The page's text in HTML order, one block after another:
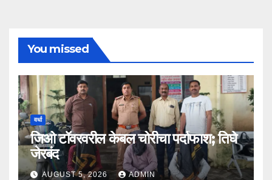
You missed
वर्धा
जिओ टॉवरवरील केबल चोरीचा पर्दाफाश; तिघे
जेरबंद
AUGUST 5, 2026 ADMIN